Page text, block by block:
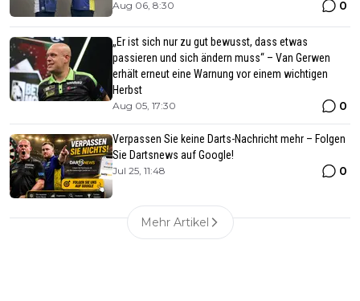
Aug 06, 8:30 0
„Er ist sich nur zu gut bewusst, dass etwas
passieren und sich ändern muss“ – Van Gerwen
erhält erneut eine Warnung vor einem wichtigen
Herbst
Aug 05, 17:30 0
Verpassen Sie keine Darts-Nachricht mehr – Folgen
Sie Dartsnews auf Google!
Jul 25, 11:48 0
Mehr Artikel